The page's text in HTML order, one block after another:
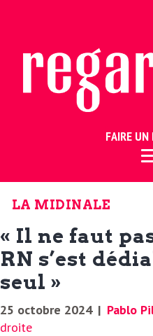
FAIRE UN
LA MIDINALE
« Il ne faut
RN s’est
seul »
25 octobre 2024 | Pablo
droite